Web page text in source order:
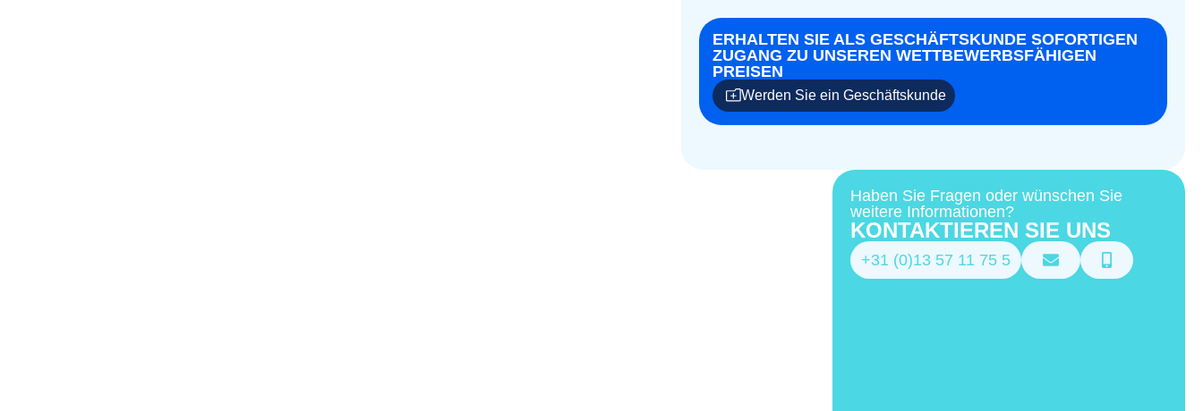
ERHALTEN SIE ALS GESCHÄFTSKUNDE SOFORTIGEN
ZUGANG ZU UNSEREN WETTBEWERBSFÄHIGEN
PREISEN
Werden Sie ein Geschäftskunde
Haben Sie Fragen oder wünschen Sie
weitere Informationen?
KONTAKTIEREN SIE UNS
+31 (0)13 57 11 75 5